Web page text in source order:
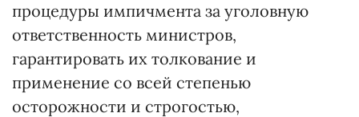
процедуры импичмента за уголовную
ответственность министров,
гарантировать их толкование и
применение со всей степенью
осторожности и строгостью,